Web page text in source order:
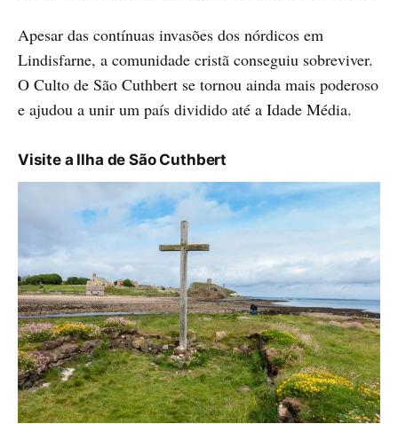
Apesar das contínuas invasões dos nórdicos em
Lindisfarne, a comunidade cristã conseguiu sobreviver.
O Culto de São Cuthbert se tornou ainda mais poderoso
e ajudou a unir um país dividido até a Idade Média.
Visite a Ilha de São Cuthbert